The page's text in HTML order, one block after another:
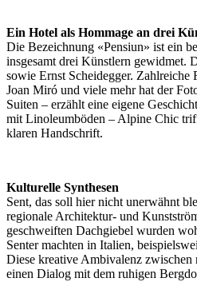
Ein Hotel als Hommage an drei
Die Bezeichnung «Pensiun» ist ein
insgesamt drei Künstlern gewidmet.
sowie Ernst Scheidegger. Zahlreiche
Joan Miró und viele mehr hat der
Suiten – erzählt eine eigene
mit Linoleumböden – Alpine Chic
klaren Handschrift.
Kulturelle Synthesen
Sent, das soll hier nicht unerwähnt
regionale Architektur- und
geschweiften Dachgiebel wurden
Senter machten in Italien,
Diese kreative Ambivalenz zwischen
einen Dialog mit dem ruhigen